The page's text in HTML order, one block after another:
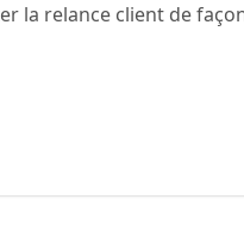
la relance client de